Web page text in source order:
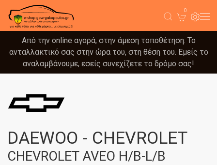
0
Από την online αγορά, στην άμεση τοποθέτηση. Το
ανταλλακτικό σας στην ώρα του, στη θέση του. Εμείς το
αναλαμβάνουμε, εσείς συνεχίζετε το δρόμο σας!
DAEWOO - CHEVROLET
CHEVROLET AVEO H/B-L/B